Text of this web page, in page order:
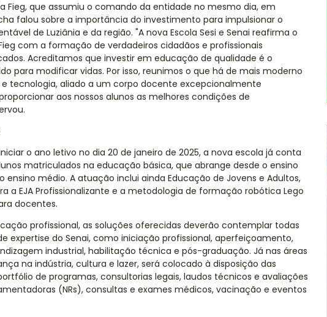
Fieg, que assumiu o comando da entidade no mesmo dia, em
falou sobre a importância do investimento para impulsionar o
de Luziânia e da região. "A nova Escola Sesi e Senai reafirma o
com a formação de verdadeiros cidadãos e profissionais
Acreditamos que investir em educação de qualidade é o
para modificar vidas. Por isso, reunimos o que há de mais moderno
tecnologia, aliado a um corpo docente excepcionalmente
aos nossos alunos as melhores condições de
o ano letivo no dia 20 de janeiro de 2025, a nova escola já conta
matriculados na educação básica, que abrange desde o ensino
ensino médio. A atuação inclui ainda Educação de Jovens e Adultos,
a EJA Profissionalizante e a metodologia de formação robótica Lego
docentes.
profissional, as soluções oferecidas deverão contemplar todas
expertise do Senai, como iniciação profissional, aperfeiçoamento,
industrial, habilitação técnica e pós-graduação. Já nas áreas
na indústria, cultura e lazer, será colocado à disposição das
de programas, consultorias legais, laudos técnicos e avaliações
(NRs), consultas e exames médicos, vacinação e eventos